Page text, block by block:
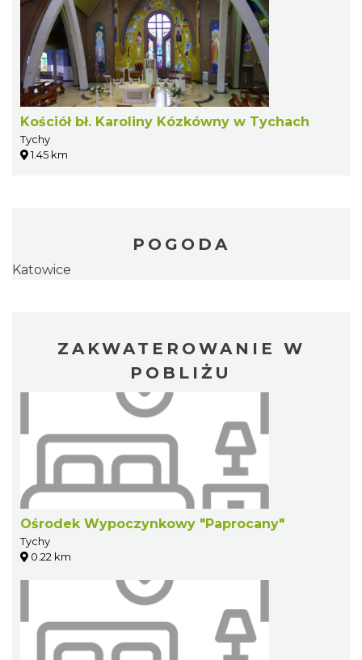
Kościół bł. Karoliny Kózkówny w Tychach
Tychy
1.45 km
POGODA
Katowice
ZAKWATEROWANIE W
POBLIŻU
Ośrodek Wypoczynkowy "Paprocany"
Tychy
0.22 km